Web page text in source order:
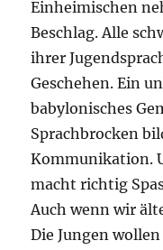
Einheimischen
Beschlag. Alle
ihrer
Geschehen. Ein
babylonisches
Sprachbrocken
Kommunikation.
macht richtig
Auch wenn wir
Die Jungen